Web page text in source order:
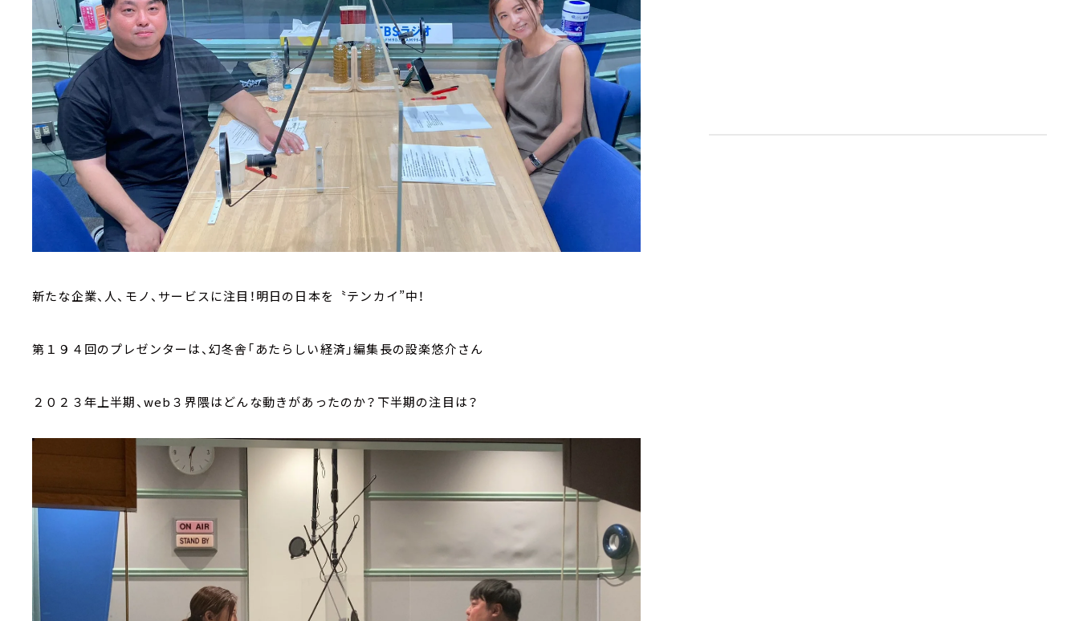
新たな企業、人、モノ、サービスに注目！明日の日本を〝テンカイ”中！
第１９４回のプレゼンターは、幻冬舎「あたらしい経済」編集長の設楽悠介さん
２０２３年上半期、web３界隈はどんな動きがあったのか？下半期の注目は？